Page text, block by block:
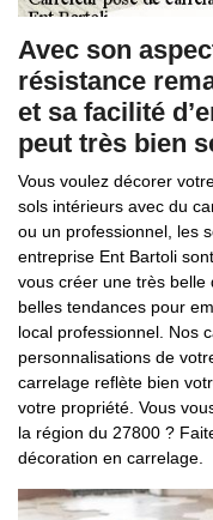
Avec son
résistance
et sa facilité
peut très bien
Vous voulez décorer
sols intérieurs avec du
ou un professionnel, les
entreprise Ent Bartoli
vous créer une très belle
belles tendances pour
local professionnel. Nos
personnalisations de
carrelage reflète bien
votre propriété. Vous
la région du 27800 ?
décoration en carrelage.